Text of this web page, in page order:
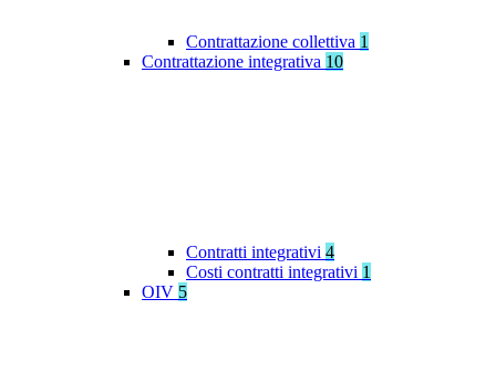
Contrattazione collettiva 1
Contrattazione integrativa 10
Contratti integrativi 4
Costi contratti integrativi 1
OIV 5